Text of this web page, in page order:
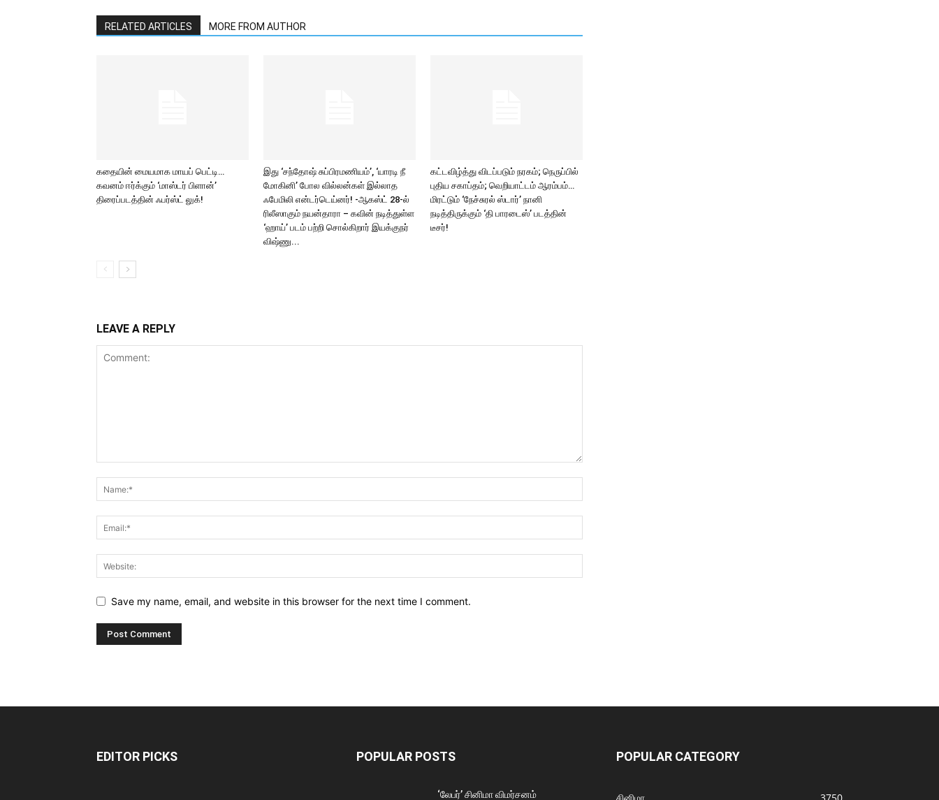
RELATED ARTICLES MORE FROM AUTHOR
கதையின் மையமாக மாயப் பெட்டி…
கவனம் ஈர்க்கும் ‘மாஸ்டர் பிளான்’
திரைப்படத்தின் ஃபர்ஸ்ட் லுக்!
இது ‘சந்தோஷ் சுப்பிரமணியம்’, ‘யாரடி நீ
மோகினி’ போல வில்லன்கள் இல்லாத
ஃபேமிலி என்டர்டெய்னர்! -ஆகஸ்ட் 28-ல்
ரிலீஸாகும் நயன்தாரா – கவின் நடித்துள்ள
‘ஹாய்’ படம் பற்றி சொல்கிறார் இயக்குநர்
விஷ்ணு...
கட்டவிழ்த்து விடப்படும் நரகம்; நெருப்பில்
புதிய சகாப்தம்; வெறியாட்டம் ஆரம்பம்…
மிரட்டும் ‘நேச்சுரல் ஸ்டார்’ நானி
நடித்திருக்கும் ‘தி பாரடைஸ்’ படத்தின்
டீசர்!
LEAVE A REPLY
Save my name, email, and website in this browser for the next time I comment.
EDITOR PICKS POPULAR POSTS
‘லேபர்’ சினிமா விமர்சனம்
POPULAR CATEGORY
சினிமா 3750